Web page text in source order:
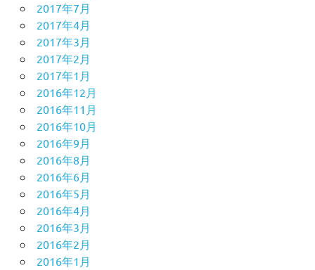
2017年7月
2017年4月
2017年3月
2017年2月
2017年1月
2016年12月
2016年11月
2016年10月
2016年9月
2016年8月
2016年6月
2016年5月
2016年4月
2016年3月
2016年2月
2016年1月